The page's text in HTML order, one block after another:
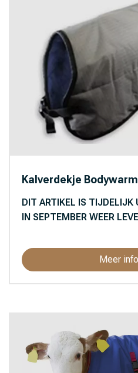
Kalverdekje
DIT ARTIKEL IS TIJDELIJK
IN SEPTEMBER WEER
Meer